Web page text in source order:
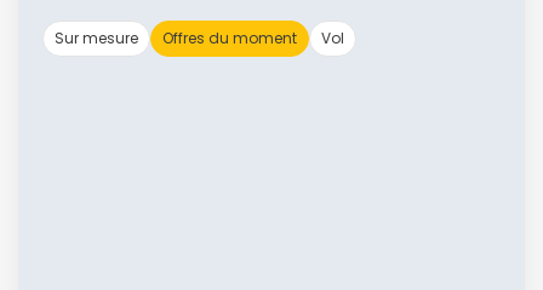
Sur mesure Offres du moment Vol